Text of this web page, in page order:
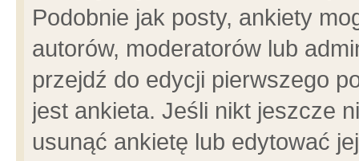
Podobnie jak posty, ankiety
autorów, moderatorów lub
przejdź do edycji pierwszego
jest ankieta. Jeśli nikt jeszcze
usunąć ankietę lub edytować